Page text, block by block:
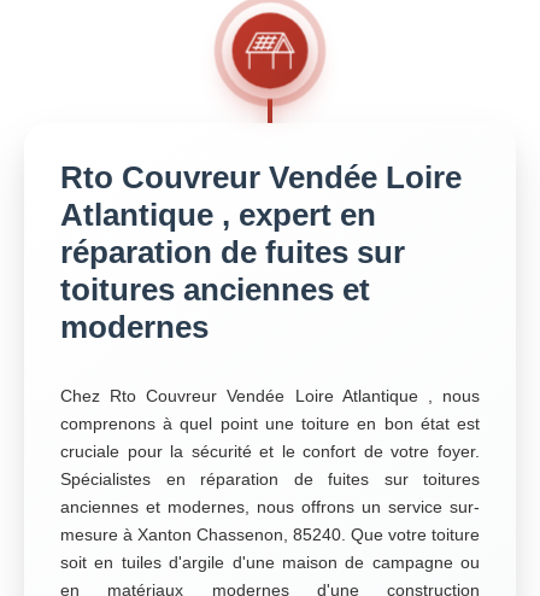
Rto Couvreur Vendée Loire
Atlantique , expert en
réparation de fuites sur
toitures anciennes et
modernes
Chez Rto Couvreur Vendée Loire Atlantique , nous
comprenons à quel point une toiture en bon état est
cruciale pour la sécurité et le confort de votre foyer.
Spécialistes en réparation de fuites sur toitures
anciennes et modernes, nous offrons un service sur-
mesure à Xanton Chassenon, 85240. Que votre toiture
soit en tuiles d'argile d'une maison de campagne ou
en matériaux modernes d'une construction